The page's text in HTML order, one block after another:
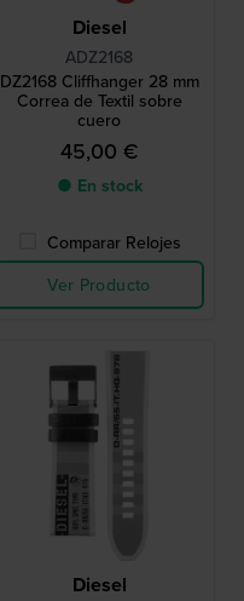
Diesel
ADZ2168
DZ2168 Cliffhanger 28 mm
Correa de Textil sobre
cuero
45,00 €
● En stock
Comparar Relojes
Ver Producto
Diesel